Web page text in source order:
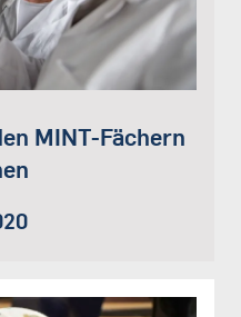
MINT-Fächern